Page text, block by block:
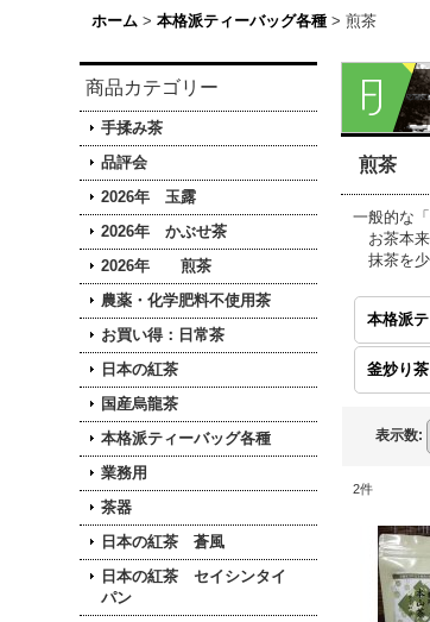
ホーム > 本格派ティーバッグ各種 > 煎茶
商品カテゴリー
手揉み茶
品評会
2026年 玉露
2026年 かぶせ茶
2026年 煎茶
農薬・化学肥料不使用茶
お買い得：日常茶
日本の紅茶
国産烏龍茶
本格派ティーバッグ各種
業務用
茶器
日本の紅茶 蒼風
日本の紅茶 セイシンタイ
パン
煎茶
一般的な
お茶本来
抹茶を少
釜炒り茶
表示数:
2件